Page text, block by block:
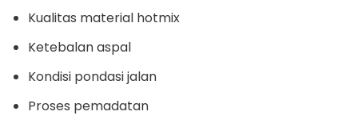
Kualitas material hotmix
Ketebalan aspal
Kondisi pondasi jalan
Proses pemadatan